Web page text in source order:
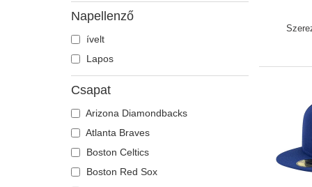
Napellenző
ívelt
Lapos
Csapat
Arizona Diamondbacks
Atlanta Braves
Boston Celtics
Boston Red Sox